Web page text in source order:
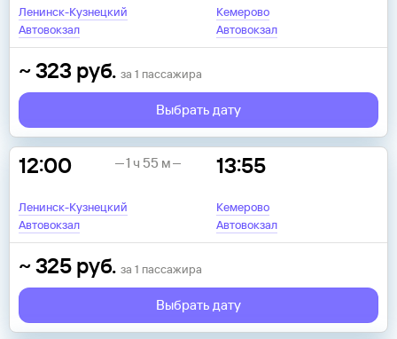
Ленинск-Кузнецкий
Автовокзал
Кемерово
Автовокзал
~323 руб. за 1 пассажира
Выбрать дату
12:00
Ленинск-Кузнецкий
Автовокзал
13:55
Кемерово
Автовокзал
1 ч 55 м
~325 руб. за 1 пассажира
Выбрать дату